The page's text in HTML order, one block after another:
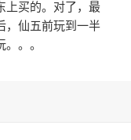
上买的。对了，最
，仙五前玩到一半
。。